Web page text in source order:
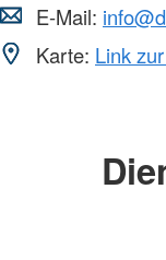
E-Mail:
Karte: Link